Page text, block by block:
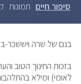
לשוניות
ראשיות
סיפור חיים (לשונית
תמונות
בנם של שרה ויששכר-בעריש
בזכות החינוך הטוב
לאומי) ומילא